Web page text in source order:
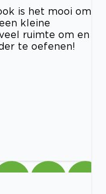
is het mooi om
kleine
ruimte om en
te oefenen!